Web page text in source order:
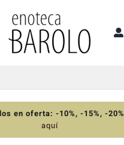
en oferta: -10%, -15%, -20%
aquí